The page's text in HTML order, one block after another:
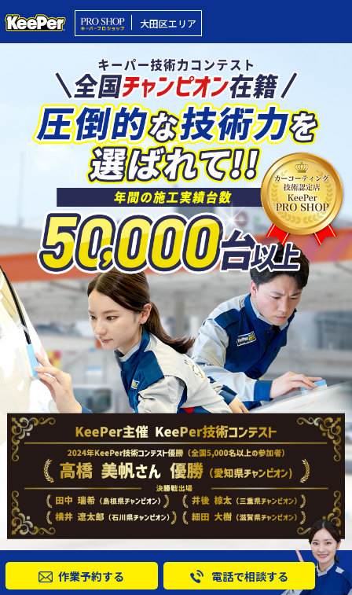
大田区エリア
作業予約する 電話で相談する